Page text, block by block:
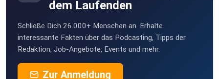
dem Laufenden
Schließe Dich 26.000+ Menschen an. Erhalte
interessante Fakten über das Podcasting, Tipps der
Redaktion, Job-Angebote, Events und mehr.
Zur Anmeldung